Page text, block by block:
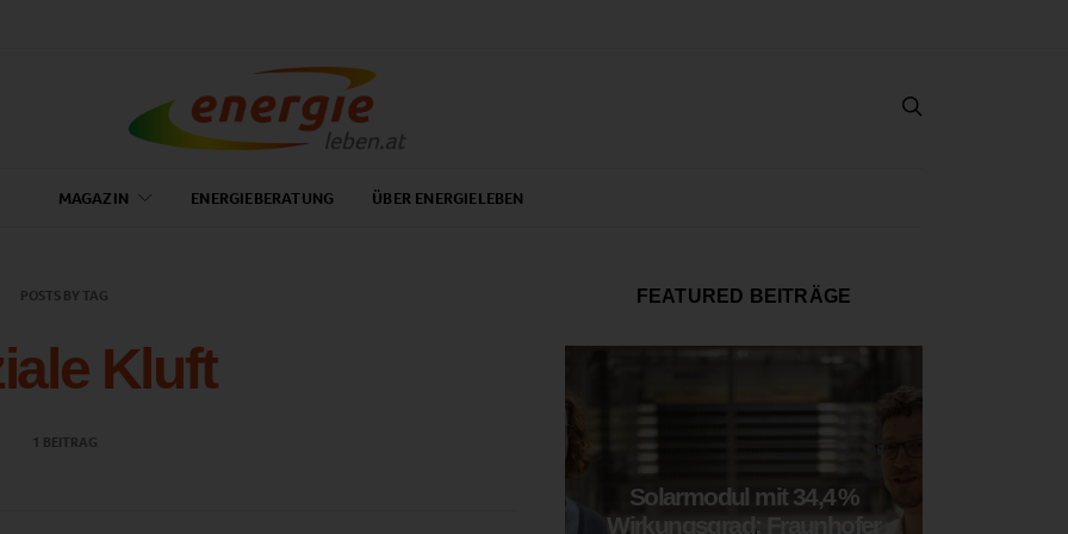
MAGAZIN ENERGIEBERATUNG ÜBER ENERGIELEBEN
POSTS BY TAG
Kluft
1 BEITRAG
FEATURED BEITRÄGE
Solarmodul mit 34,4 %
Wirkungsgrad: Fraunhofer